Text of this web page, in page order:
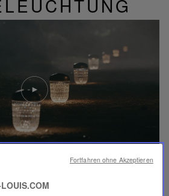
UNSER SAVOIR-FAIRE
Video
abspielen
YouTube-
Video,
Folia
Mini-
Portable-
Fortfahren ohne Akzeptieren